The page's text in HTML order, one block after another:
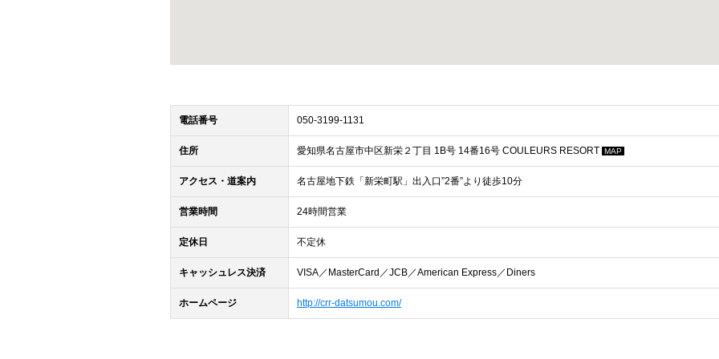
電話番号 050-3199-1131
住所 愛知県名古屋市中区新栄２丁目 1B号 14番16号 COULEURS RESORT MAP
アクセス・道案内 名古屋地下鉄「新栄町駅」出入口”2番”より徒歩10分
営業時間 24時間営業
定休日 不定休
キャッシュレス決済 VISA／MasterCard／JCB／American Express／Diners
ホームページ http://crr-datsumou.com/